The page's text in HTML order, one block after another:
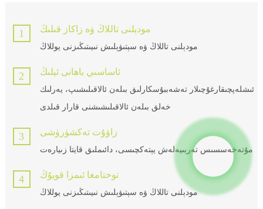
1 مودېلنى تاللاڭ ۋە زاكاز قىلىڭ
مودېلنى تاللاڭ ۋە سېتىۋېلىش نىيىتىڭىزنى يوللاڭ
2 ئاساسىي باھانى ئېلىڭ
ئىشلەپچىقارغۇچىلار تەشەببۇسكارلىق بىلەن ئالاقىلىشىپ، يەرلىك
خەلق بىلەن ئالاقىلىشىشنى قارار قىلدى
3 زاۋۇت تەكشۈرۈشى
مۇتەخەسسىس تەربىيەلەش يېتەكچىسى، دائىملىق قايتا زىيارەت
4 توختامغا ئىمزا قويۇڭ
مودېلنى تاللاڭ ۋە سېتىۋېلىش نىيىتىڭىزنى يوللاڭ